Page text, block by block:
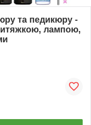
та педикюру -
лампою,